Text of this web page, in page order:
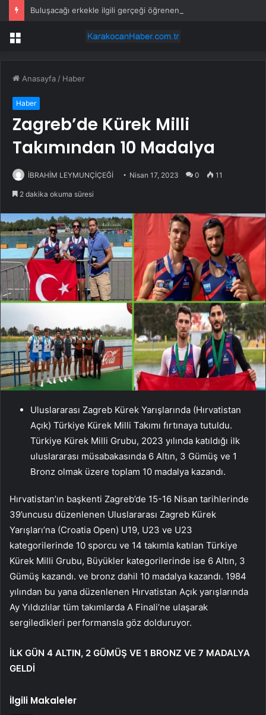
Menü
Anasayfa / Haber
Haber
Zagreb’de Kürek Milli
Takımından 10 Madalya
İBRAHİM LEYMUNÇİÇEĞİ Nisan 17, 2023 0 11
2 dakika okuma süresi
Uluslararası Zagreb Kürek Yarışlarında (Hırvatistan
Açık) Türkiye Kürek Milli Takımı fırtınaya tutuldu.
Türkiye Kürek Milli Grubu, 2023 yılında katıldığı ilk
uluslararası müsabakasında 6 Altın, 3 Gümüş ve 1
Bronz olmak üzere toplam 10 madalya kazandı.
Hırvatistan’ın başkenti Zagreb’de 15-16 Nisan tarihlerinde
39’uncusu düzenlenen Uluslararası Zagreb Kürek
Yarışları’na (Croatia Open) U19, U23 ve U23
kategorilerinde 10 sporcu ve 14 takımla katılan Türkiye
Kürek Milli Grubu, Büyükler kategorilerinde ise 6 Altın, 3
Gümüş kazandı. ve bronz dahil 10 madalya kazandı. 1984
yılından bu yana düzenlenen Hırvatistan Açık yarışlarında
Ay Yıldızlılar tüm takımlarda A Finali’ne ulaşarak
sergiledikleri performansla göz dolduruyor.
İLK GÜN 4 ALTIN, 2 GÜMÜŞ VE 1 BRONZ VE 7 MADALYA
GELDİ
İlgili Makaleler